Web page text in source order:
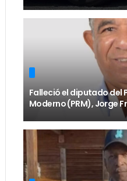
Falleció el diputado del
Moderno (PRM), Jorge